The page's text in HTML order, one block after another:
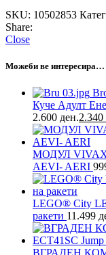
SKU: 10502853
Share:
Close
Можеби ве интересира…
Куче Адулт
2.600 ден.2.340
МОДУЛ
AEVI- AERI
LEGO® City
ракети 11.499